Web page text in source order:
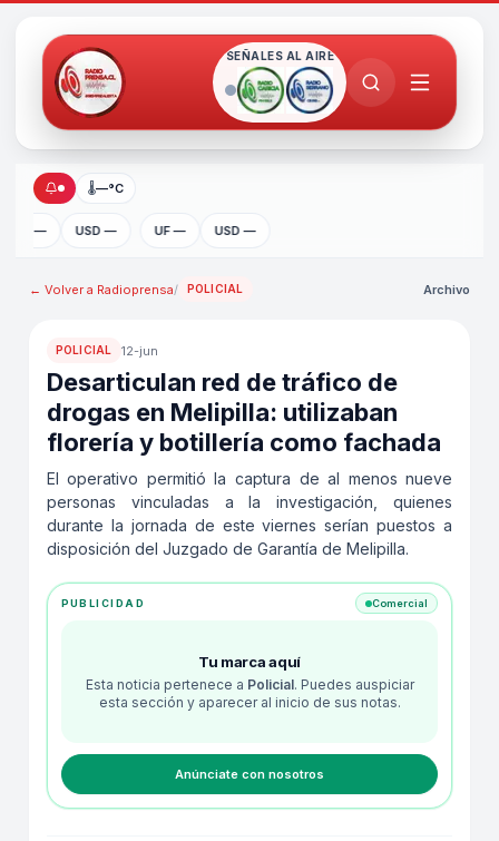
SEÑALES AL AIRE
🌡—°C
UF — USD — UF — USD —
← Volver a Radioprensa/ POLICIAL Archivo
POLICIAL 12-jun
Desarticulan red de tráfico de
drogas en Melipilla: utilizaban
florería y botillería como fachada
El operativo permitió la captura de al menos nueve
personas vinculadas a la investigación, quienes
durante la jornada de este viernes serían puestos a
disposición del Juzgado de Garantía de Melipilla.
PUBLICIDAD Comercial
Tu marca aquí
Esta noticia pertenece a Policial. Puedes auspiciar
esta sección y aparecer al inicio de sus notas.
Anúnciate con nosotros